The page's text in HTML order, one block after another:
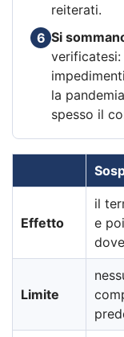
reiterati.
6 Si
la
spesso il
Effetto
il
e
Limite